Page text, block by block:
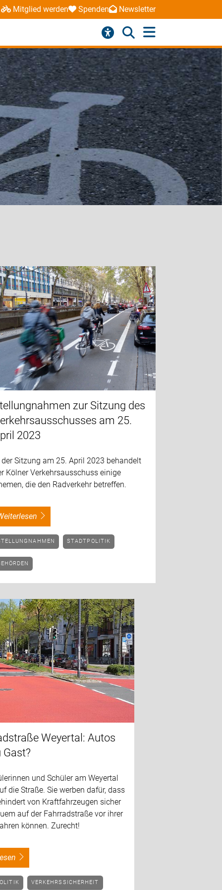
Mitglied werden Spenden Newsletter
zur Sitzung des
am 25.
2023
der Sitzung am 25. April 2023 behandelt
Kölner Verkehrsausschuss einige
die den Radverkehr betreffen.
weiterlesen
STELLUNGNAHMEN STADTPOLITIK
BEHÖRDEN
Weyertal: Autos
Gast?
und Schüler am Weyertal
die Straße. Sie werben dafür, dass
von Kraftfahrzeugen sicher
auf der Fahrradstraße vor ihrer
können. Zurecht!
VERKEHRSSICHERHEIT